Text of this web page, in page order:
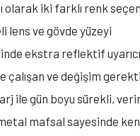
olarak iki farklı renk
lens ve gövde yüzeyi
ekstra reflektif uyarıcı
çalışan ve değişim
şarj ile gün boyu sürekli,
mafsal sayesinde